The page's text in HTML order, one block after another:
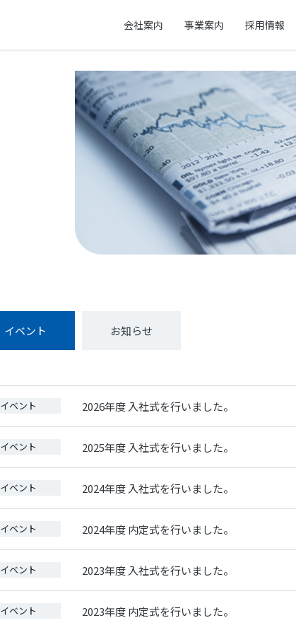
会社案内 事業案内 採用情報
イベント お知らせ
イベント 2026年度 入社式を行いました。
イベント 2025年度 入社式を行いました。
イベント 2024年度 入社式を行いました。
イベント 2024年度 内定式を行いました。
イベント 2023年度 入社式を行いました。
イベント 2023年度 内定式を行いました。